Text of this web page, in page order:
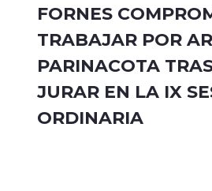
FORNES
TRABAJAR POR
PARINACOTA
JURAR EN LA IX
ORDINARIA